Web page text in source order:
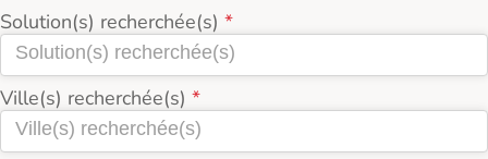
Solution(s) recherchée(s)
Ville(s) recherchée(s)